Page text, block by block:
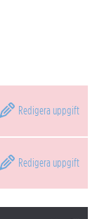
Redigera uppgift
Redigera uppgift